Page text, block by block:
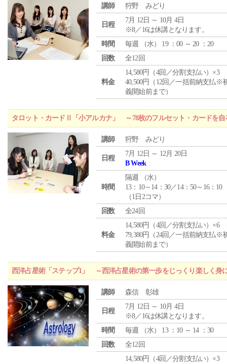
講師 狩野 みどり
日程
7月 12日 ～ 10月 4日
※8／16は休講となります。
時間
毎週 （水） 19 ：00 ～ 20 ：20
回数
全12回
料金
14,580円（4回／分割支払い）×3
40,500円（12回／一括前納支払※
義開始前まで）
タロット・カードⅡ「小アルカナ」 ～78枚のフルセット・カードを自
講師 狩野 みどり
日程
7月 12日 ～ 12月 20日
B Week
時間
隔週 （水）
13：10～14：30／14：50～16：10
（1日2コマ）
回数
全24回
料金
14,580円（4回／分割支払い）×6
79,380円（24回／一括前納支払※
義開始前まで）
西洋占星術「ステップ1」 ～西洋占星術の第一歩をじっくり楽しく身
講師 森信 彰雄
日程
7月 12日 ～ 10月 4日
※8／16は休講となります。
時間
毎週 （水） 13 ：10 ～ 14 ：30
回数
全12回
14,580円（4回／分割支払い）×3